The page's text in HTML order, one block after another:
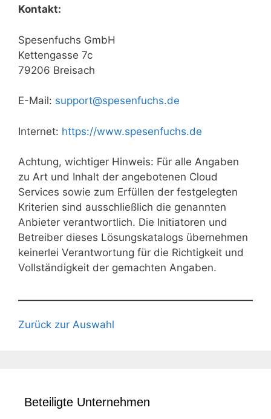
Kontakt:
Spesenfuchs GmbH
Kettengasse 7c
79206 Breisach
E-Mail: support@spesenfuchs.de
Internet: https://www.spesenfuchs.de
Achtung, wichtiger Hinweis: Für alle Angaben
zu Art und Inhalt der angebotenen Cloud
Services sowie zum Erfüllen der festgelegten
Kriterien sind ausschließlich die genannten
Anbieter verantwortlich. Die Initiatoren und
Betreiber dieses Lösungskatalogs übernehmen
keinerlei Verantwortung für die Richtigkeit und
Vollständigkeit der gemachten Angaben.
Zurück zur Auswahl
Beteiligte Unternehmen